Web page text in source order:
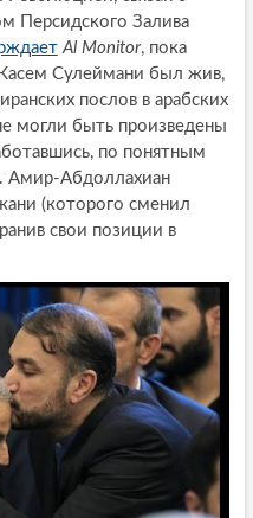
Персидского Залива
Al Monitor, пока
Сулеймани был жив,
послов в арабских
могли быть произведены
по понятным
Амир-Абдоллахиан
(которого сменил
свои позиции в